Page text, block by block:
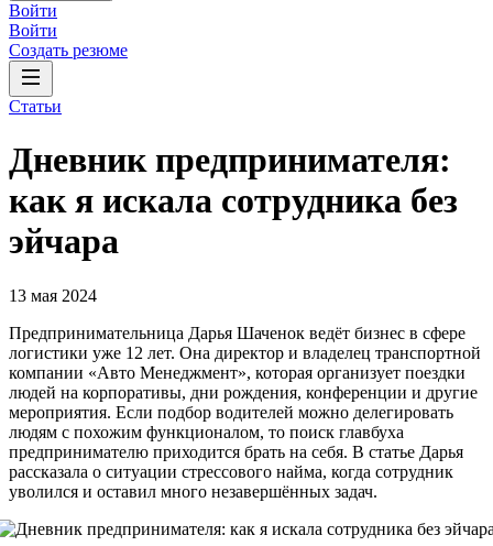
Войти
Войти
Создать резюме
Статьи
Дневник предпринимателя:
как я искала сотрудника без
эйчара
13 мая 2024
Предпринимательница Дарья Шаченок ведёт бизнес в сфере
логистики уже 12 лет. Она директор и владелец транспортной
компании «Авто Менеджмент», которая организует поездки
людей на корпоративы, дни рождения, конференции и другие
мероприятия. Если подбор водителей можно делегировать
людям с похожим функционалом, то поиск главбуха
предпринимателю приходится брать на себя. В статье Дарья
рассказала о ситуации стрессового найма, когда сотрудник
уволился и оставил много незавершённых задач.